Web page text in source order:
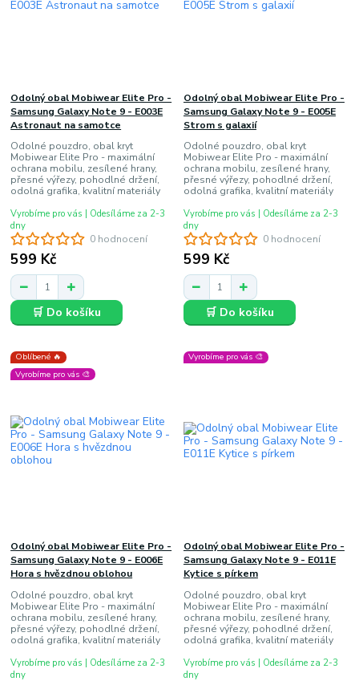
0 hodnocení
Odolný obal Mobiwear Elite Pro -
Samsung Galaxy Note 9 - E003E
Astronaut na samotce
Odolné pouzdro, obal kryt
Mobiwear Elite Pro - maximální
ochrana mobilu, zesílené hrany,
přesné výřezy, pohodlné držení,
odolná grafika, kvalitní materiály
599 Kč
Vyrobíme pro vás | Odesíláme za 2-3
dny
🛒 Do košíku
0 hodnocení
Odolný obal Mobiwear Elite Pro -
Samsung Galaxy Note 9 - E005E
Strom s galaxií
Odolné pouzdro, obal kryt
Mobiwear Elite Pro - maximální
ochrana mobilu, zesílené hrany,
přesné výřezy, pohodlné držení,
odolná grafika, kvalitní materiály
599 Kč
Vyrobíme pro vás | Odesíláme za 2-3
dny
🛒 Do košíku
Oblíbené 🔥
Vyrobíme pro vás 🎨
Odolný obal Mobiwear Elite Pro -
Samsung Galaxy Note 9 - E006E
Hora s hvězdnou oblohou
Odolné pouzdro, obal kryt
Mobiwear Elite Pro - maximální
ochrana mobilu, zesílené hrany,
přesné výřezy, pohodlné držení,
odolná grafika, kvalitní materiály
Vyrobíme pro vás | Odesíláme za 2-3
dny
Vyrobíme pro vás 🎨
Odolný obal Mobiwear Elite Pro -
Samsung Galaxy Note 9 - E011E
Kytice s pírkem
Odolné pouzdro, obal kryt
Mobiwear Elite Pro - maximální
ochrana mobilu, zesílené hrany,
přesné výřezy, pohodlné držení,
odolná grafika, kvalitní materiály
Vyrobíme pro vás | Odesíláme za 2-3
dny